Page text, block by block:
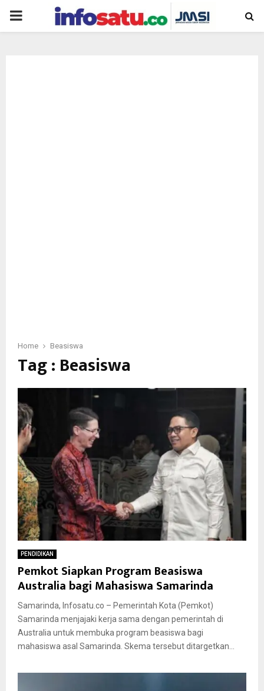
PRIMARY
Home Beasiswa
Tag : Beasiswa
PENDIDIKAN
Pemkot Siapkan Program Beasiswa
Australia bagi Mahasiswa Samarinda
Samarinda, Infosatu.co – Pemerintah Kota (Pemkot)
Samarinda menjajaki kerja sama dengan pemerintah di
Australia untuk membuka program beasiswa bagi
mahasiswa asal Samarinda. Skema tersebut ditargetkan...